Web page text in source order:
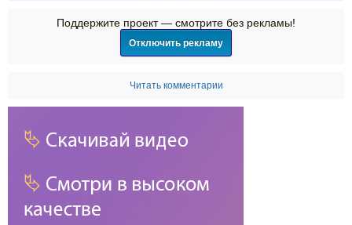
Поддержите проект — смотрите без рекламы!
Отключить рекламу
Читать комментарии